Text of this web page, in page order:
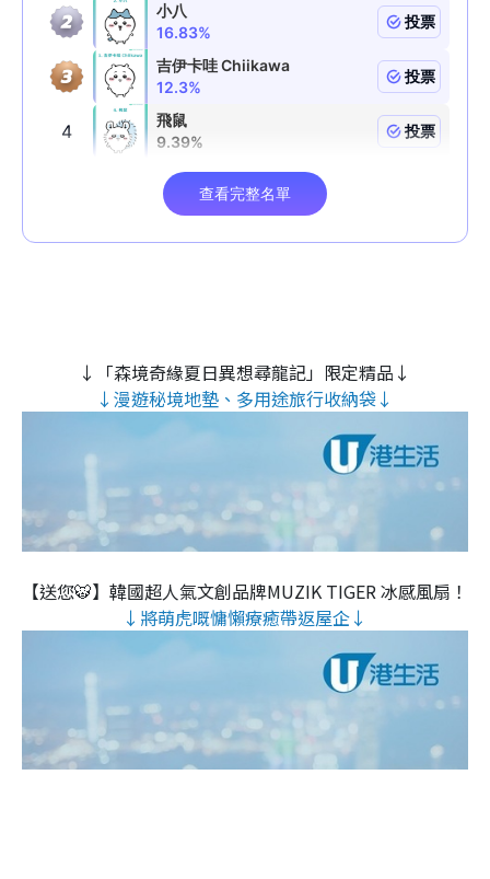
↓「森境奇緣夏日異想尋龍記」限定精品↓
↓漫遊秘境地墊、多用途旅行收納袋↓
【送您🐯】韓國超人氣文創品牌MUZIK TIGER 冰感風扇！
↓將萌虎嘅慵懶療癒帶返屋企↓